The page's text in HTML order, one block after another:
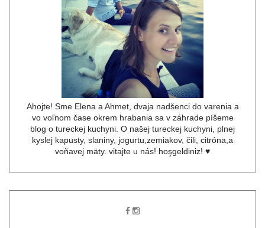
Ahojte! Sme Elena a Ahmet, dvaja nadšenci do varenia a
vo voľnom čase okrem hrabania sa v záhrade píšeme
blog o tureckej kuchyni. O našej tureckej kuchyni, plnej
kyslej kapusty, slaniny, jogurtu,zemiakov, čili, citróna,a
voňavej mäty. vitajte u nás! hoşgeldiniz! ♥